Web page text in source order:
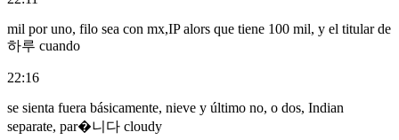
mil por uno, filo sea con mx,IP alors que tiene 100 mil, y el titular de
하루 cuando
22:16
se sienta fuera básicamente, nieve y último no, o dos, Indian
separate, par�니다 cloudy